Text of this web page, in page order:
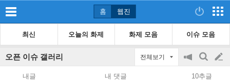
홈 웹진
최신 오늘의 화제 화제 모음 이슈 모음
오픈 이슈 갤러리 전체보기
공
지
검
색
글
내글 내 댓글 10추글